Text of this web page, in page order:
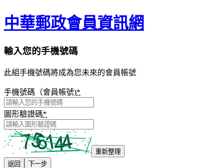
中華郵政會員資訊網
輸入您的手機號碼
此組手機號碼將成為您未來的會員帳號
手機號碼（會員帳號)*
圖形驗證碼*
重新整理
返回
下一步